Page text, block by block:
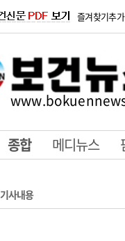
즐겨찾기추가
종합 메디뉴스
기사내용